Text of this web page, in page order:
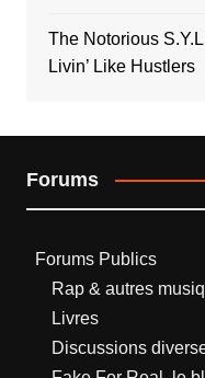
The Notorious
Livin’ Like Hustlers
Forums
Forums Publics
Rap & autres
Livres
Discussions